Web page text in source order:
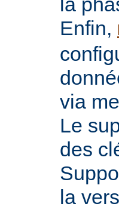
Enfin,
via
Le
des
la